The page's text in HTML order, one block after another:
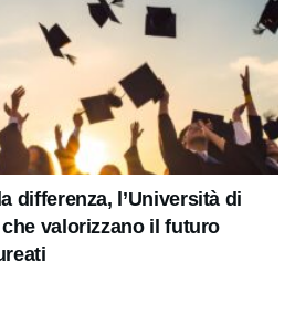
differenza, l’Università di
valorizzano il futuro